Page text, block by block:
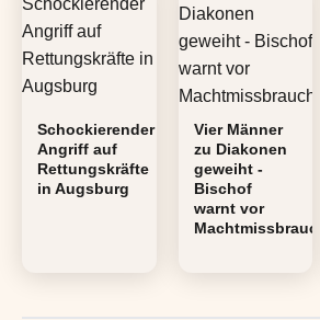
Schockierender
Angriff auf
Rettungskräfte
in Augsburg
Vier Männer
zu Diakonen
geweiht -
Bischof
warnt vor
Machtmissbrauch